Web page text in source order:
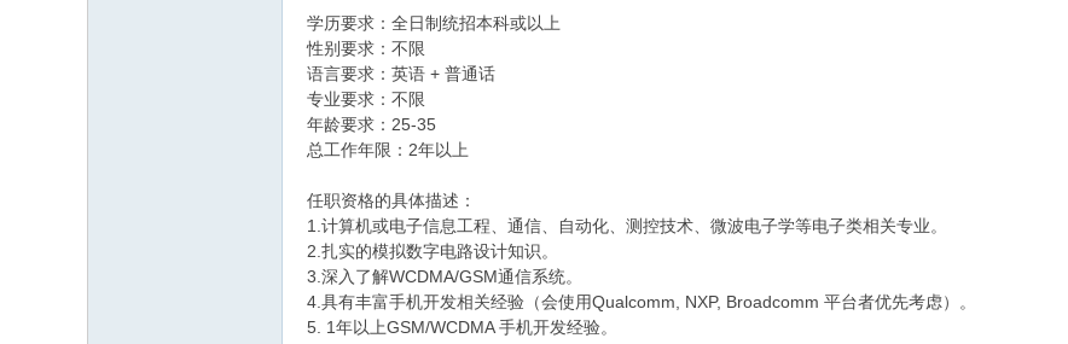
学历要求：全日制统招本科或以上
性别要求：不限
语言要求：英语 + 普通话
专业要求：不限
年龄要求：25-35
总工作年限：2年以上
任职资格的具体描述：
1.计算机或电子信息工程、通信、自动化、测控技术、微波电子学等电子类相关专业。
2.扎实的模拟数字电路设计知识。
3.深入了解WCDMA/GSM通信系统。
4.具有丰富手机开发相关经验（会使用Qualcomm, NXP, Broadcomm 平台者优先考虑）。
5. 1年以上GSM/WCDMA 手机开发经验。